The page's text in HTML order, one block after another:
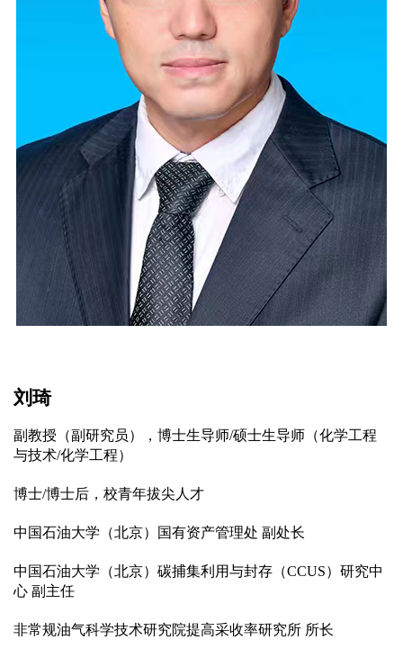
刘琦
副教授（副研究员），博士生导师/硕士生导师（化学工程
与技术/化学工程）
博士/博士后，校青年拔尖人才
中国石油大学（北京）国有资产管理处 副处长
中国石油大学（北京）碳捕集利用与封存（CCUS）研究中
心 副主任
非常规油气科学技术研究院提高采收率研究所 所长